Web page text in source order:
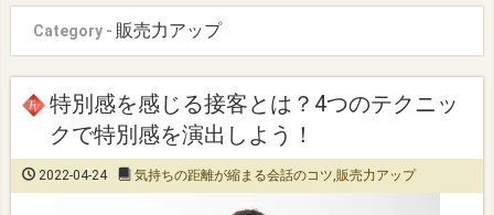
Category - 販売力アップ
特別感を感じる接客とは？4つのテクニッ
クで特別感を演出しよう！
2022-04-24 気持ちの距離が縮まる会話のコツ,販売力アップ